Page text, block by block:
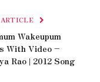
Wakeupum
With Video –
Rao | 2012 Song